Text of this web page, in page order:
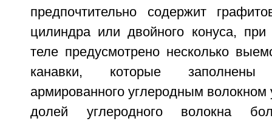
предпочтительно содержит
цилиндра или двойного конуса,
теле предусмотрено несколько
канавки, которые
армированного углеродным волокном
долей углеродного волокна